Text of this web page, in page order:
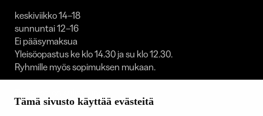
Tämä sivusto käyttää evästeitä
keskiviikko 14–18
sunnuntai 12–16
Ei pääsymaksua
Yleisöopastus ke klo 14.30 ja su klo 12.30.
Ryhmille myös sopimuksen mukaan.
1.1. / 30.4.–1.5. / 23.–25.12. / 31.12.